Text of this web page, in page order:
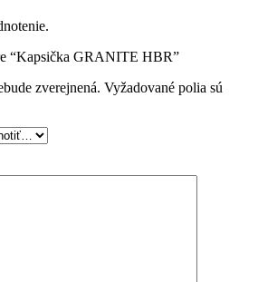
“Kapsička GRANITE HBR”
zverejnená. Vyžadované polia sú